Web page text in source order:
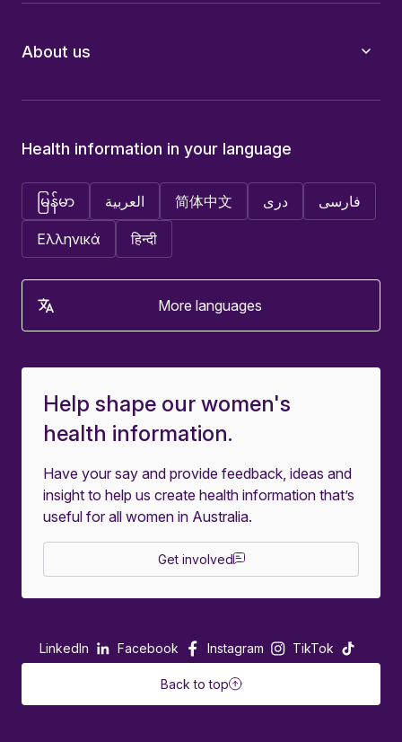
About us
Help shape our women's
health information.
Have your say and provide feedback, ideas and
insight to help us create health information that’s
useful for all women in Australia.
Get involved
Health information in your language
မြန်မာ العربية 简体中文 دری فارسی
Ελληνικά हिन्दी
More languages
LinkedIn Facebook Instagram TikTok
Back to top